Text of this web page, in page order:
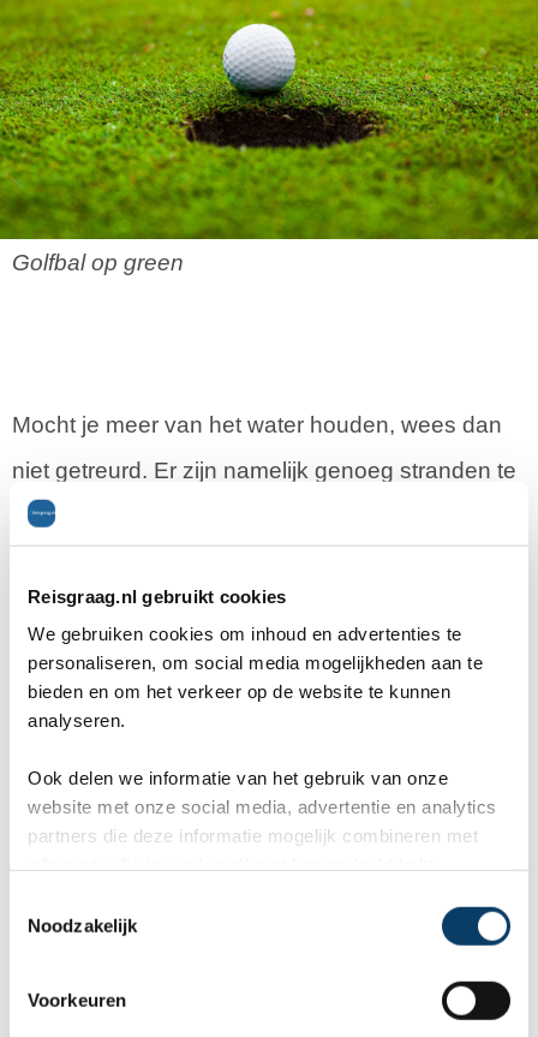
Reisgraag.nl gebruikt cookies
We gebruiken cookies om inhoud en advertenties te
personaliseren, om social media mogelijkheden aan te
bieden en om het verkeer op de website te kunnen
analyseren.
Ook delen we informatie van het gebruik van onze
website met onze social media, advertentie en analytics
partners die deze informatie mogelijk combineren met
Noodzakelijk
Voorkeuren
Golfbal op green
Mocht je meer van het water houden, wees dan
niet getreurd. Er zijn namelijk genoeg stranden te
vinden waar diverse watersporten beoefend
zeilen of waterskiën. Ook is Sint-Maarten een
prima locatie om te snorkelen en duiken. Er zijn
diverse trips naar bijzondere duiklocaties, zoals
genieten van de prachtigste tropische vissen.
gebied van cultuur. Bijna iedere dag is er wel een
plaatsje Grand Case in de maanden februari en